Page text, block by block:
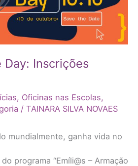
Day: Inscrições
, Oficinas nas Escolas,
/ TAINARA SILVA NOVAES
mundialmente, ganha vida no
programa “Emíli@s – Armação